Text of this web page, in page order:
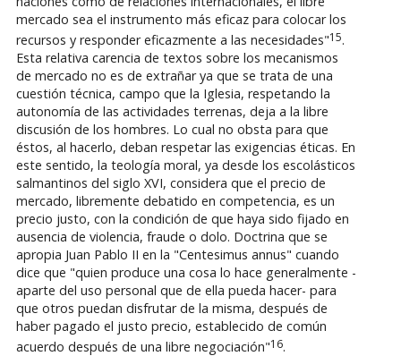
mercado sea el instrumento más eficaz para colocar los
recursos y responder eficazmente a las necesidades"15.
Esta relativa carencia de textos sobre los mecanismos
de mercado no es de extrañar ya que se trata de una
cuestión técnica, campo que la Iglesia, respetando la
autonomía de las actividades terrenas, deja a la libre
discusión de los hombres. Lo cual no obsta para que
éstos, al hacerlo, deban respetar las exigencias éticas. En
este sentido, la teología moral, ya desde los escolásticos
salmantinos del siglo XVI, considera que el precio de
mercado, libremente debatido en competencia, es un
precio justo, con la condición de que haya sido fijado en
ausencia de violencia, fraude o dolo. Doctrina que se
apropia Juan Pablo II en la "Centesimus annus" cuando
dice que "quien produce una cosa lo hace generalmente -
aparte del uso personal que de ella pueda hacer- para
que otros puedan disfrutar de la misma, después de
haber pagado el justo precio, establecido de común
acuerdo después de una libre negociación"16.